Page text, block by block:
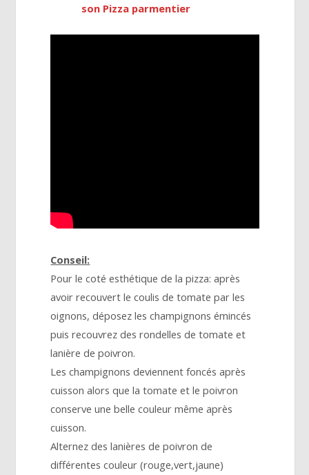
son Pizza parmentier
Conseil:
Pour le coté esthétique de la pizza: après
avoir recouvert le coulis de tomate par les
oignons, déposez les champignons émincés
puis recouvrez des rondelles de tomate et
lanière de poivron.
Les champignons deviennent foncés après
cuisson alors que la tomate et le poivron
conserve une belle couleur même après
cuisson.
Alternez des lanières de poivron de
différentes couleur (rouge,vert,jaune)